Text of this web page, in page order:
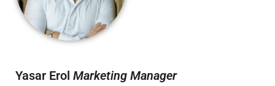
Yasar Erol Marketing Manager